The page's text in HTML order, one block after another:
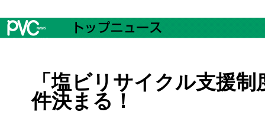
「塩ビリサイクル支援
件決まる！